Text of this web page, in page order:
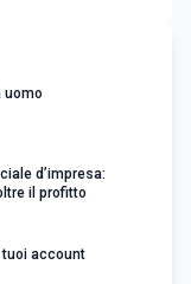
uomo
d’impresa:
il profitto
tuoi account